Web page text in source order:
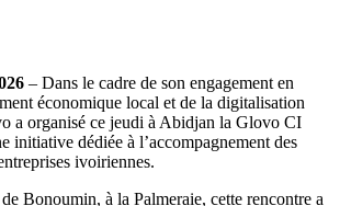
– Dans le cadre de son engagement en
économique local et de la digitalisation
a organisé ce jeudi à Abidjan la Glovo CI
initiative dédiée à l’accompagnement des
ivoiriennes.
Bonoumin, à la Palmeraie, cette rencontre a